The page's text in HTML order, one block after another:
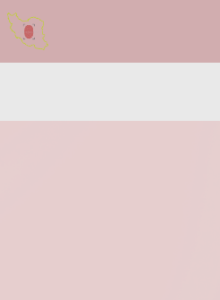
ایران حضور —